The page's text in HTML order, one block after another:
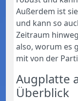
Außerdem ist
und kann so
Zeitraum
also, worum es
mit von der
Augplatte
Überblick